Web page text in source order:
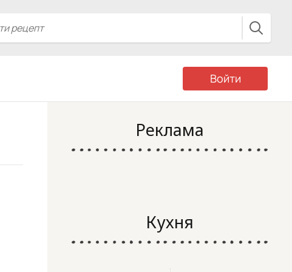
Войти
Реклама
Кухня